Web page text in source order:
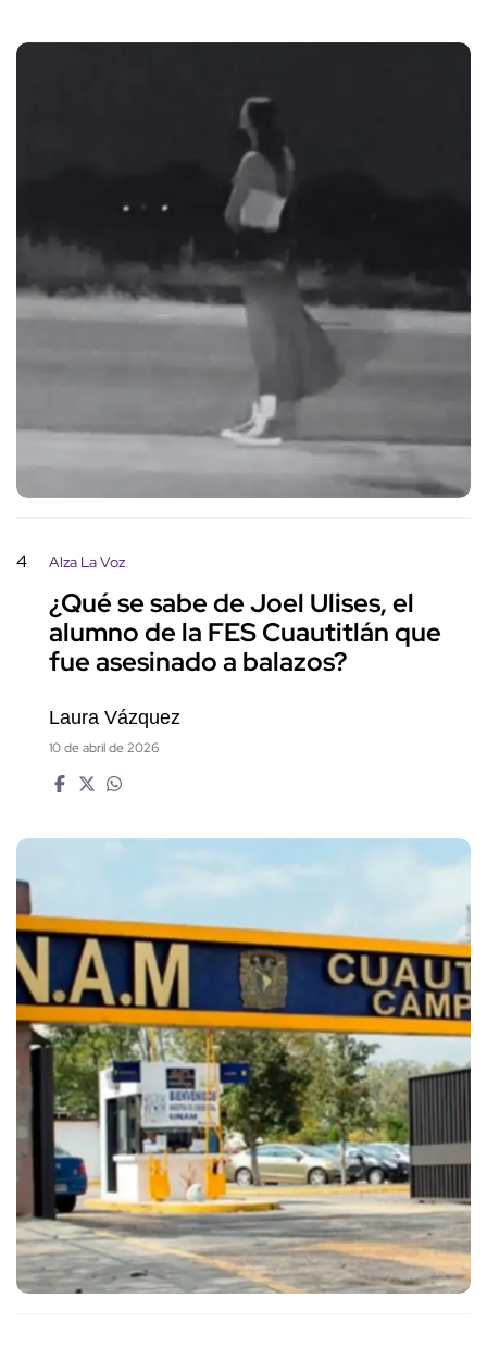
4 Alza La Voz
¿Qué se sabe de Joel Ulises, el
alumno de la FES Cuautitlán que
fue asesinado a balazos?
Laura Vázquez
10 de abril de 2026